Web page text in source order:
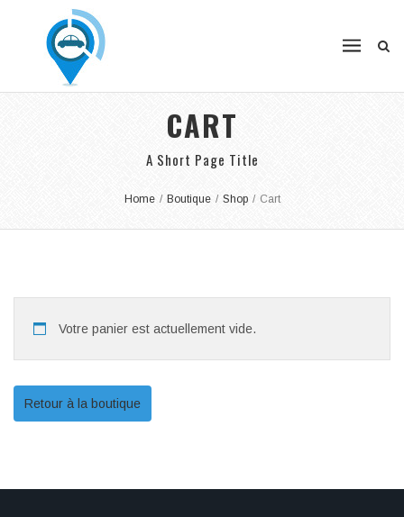
CART
A Short Page Title
Home / Boutique / Shop / Cart
Votre panier est actuellement vide.
Retour à la boutique